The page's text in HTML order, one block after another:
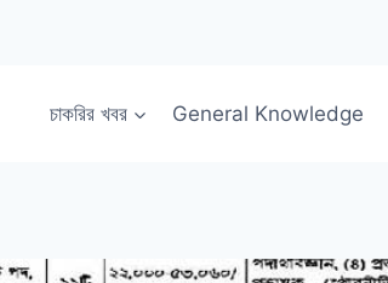
চাকরির খবর General Knowledge